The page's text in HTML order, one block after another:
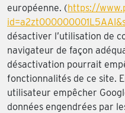
européenne. (https://
désactiver l’utilisation de
navigateur de façon
désactivation pourrait
fonctionnalités de ce site.
utilisateur empêcher
données engendrées par